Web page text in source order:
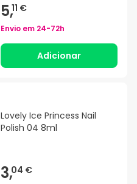
5,11 €
Envio em 24-72h
Adicionar
Lovely Ice Princess Nail
Polish 04 8ml
3,04 €